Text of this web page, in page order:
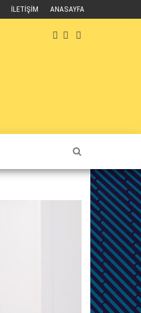
İLETIŞIM ANASAYFA